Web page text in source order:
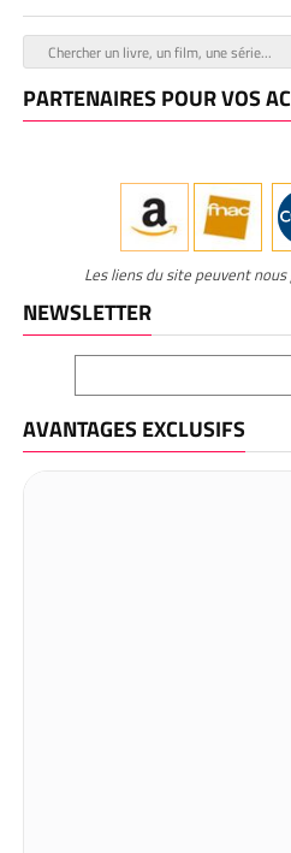
PARTENAIRES POUR VOS
Les liens du site peuvent
NEWSLETTER
AVANTAGES EXCLUSIFS